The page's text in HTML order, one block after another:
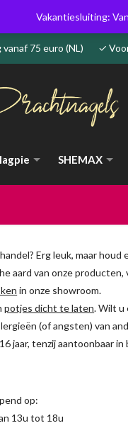
vanaf 75 euro (NL) ✓
SHEMAX
Erg leuk, maar
aard van onze
in onze showroom.
potjes dicht te laten. Wilt u
(of angsten) van
jaar, tenzij aantoonbaar in
op:
13u tot 18u
Vakantiesluiting: